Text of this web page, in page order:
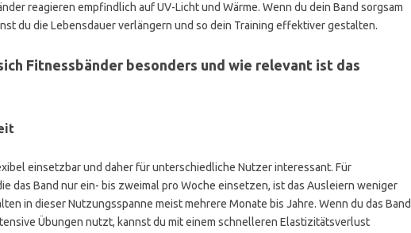
reagieren empfindlich auf UV-Licht und Wärme. Wenn du dein Band sorgsam
du die Lebensdauer verlängern und so dein Training effektiver gestalten.
Fitnessbänder besonders und wie relevant ist das
einsetzbar und daher für unterschiedliche Nutzer interessant. Für
das Band nur ein- bis zweimal pro Woche einsetzen, ist das Ausleiern weniger
in dieser Nutzungsspanne meist mehrere Monate bis Jahre. Wenn du das Band
Übungen nutzt, kannst du mit einem schnelleren Elastizitätsverlust